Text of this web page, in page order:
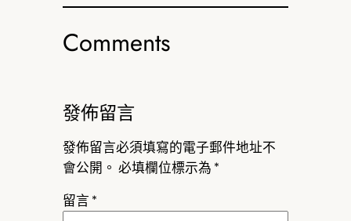
Comments
發佈留言
發佈留言必須填寫的電子郵件地址不
會公開。 必填欄位標示為 *
留言 *